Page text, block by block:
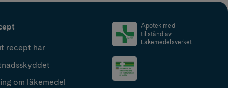
recept här
om läkemedel
Apotek med
tillstånd av
Läkemedelsverket